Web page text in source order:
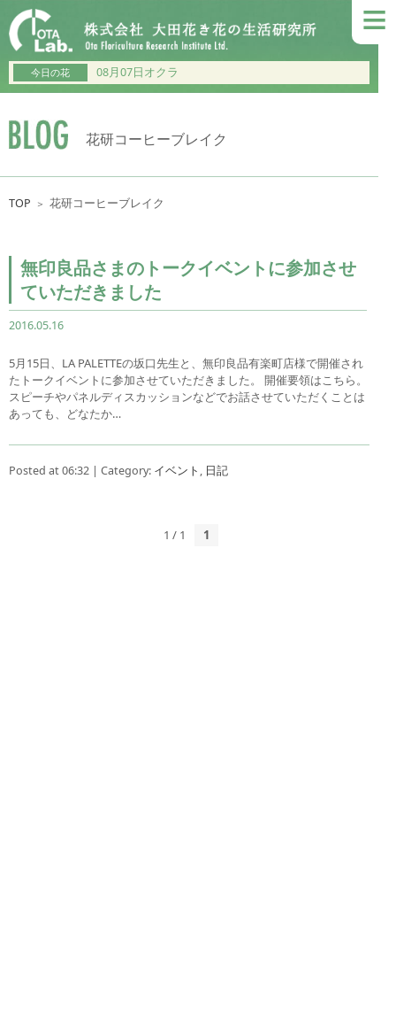
≡
今日の花 08月07日オクラ
花研コーヒーブレイク
TOP ＞ 花研コーヒーブレイク
無印良品さまのトークイベントに参加させ
ていただきました
2016.05.16
5月15日、LA PALETTEの坂口先生と、無印良品有楽町店様で開催され
たトークイベントに参加させていただきました。 開催要領はこちら。
スピーチやパネルディスカッションなどでお話させていただくことは
あっても、どなたか…
Posted at 06:32 | Category: イベント , 日記
1 / 1 1